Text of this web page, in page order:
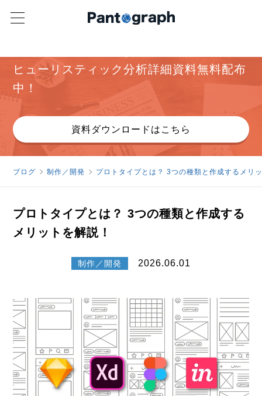
ヒューリスティック分析詳細資料無料配布
中！
資料ダウンロードはこちら
ブログ 制作／開発 プロトタイプとは？ 3つの種類と作成するメリ
プロトタイプとは？ 3つの種類と作成する
メリットを解説！
制作／開発 2026.06.01